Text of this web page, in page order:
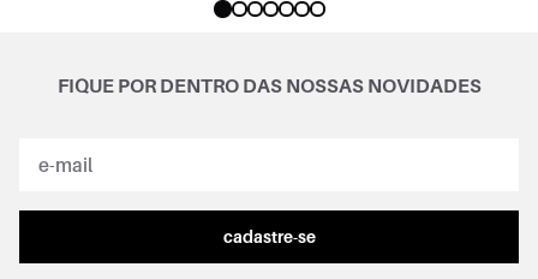
FIQUE POR DENTRO DAS NOSSAS NOVIDADES
cadastre-se